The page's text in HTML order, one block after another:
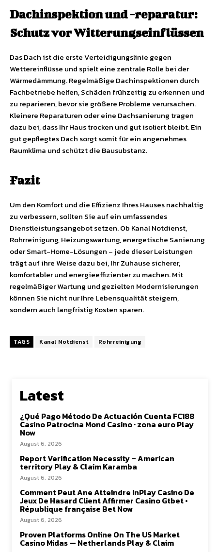
Dachinspektion und -reparatur:
Schutz vor Witterungseinflüssen
Das Dach ist die erste Verteidigungslinie gegen
Wettereinflüsse und spielt eine zentrale Rolle bei der
Wärmedämmung. Regelmäßige Dachinspektionen durch
Fachbetriebe helfen, Schäden frühzeitig zu erkennen und
zu reparieren, bevor sie größere Probleme verursachen.
Kleinere Reparaturen oder eine Dachsanierung tragen
dazu bei, dass Ihr Haus trocken und gut isoliert bleibt. Ein
gut gepflegtes Dach sorgt somit für ein angenehmes
Raumklima und schützt die Bausubstanz.
Fazit
Um den Komfort und die Effizienz Ihres Hauses nachhaltig
zu verbessern, sollten Sie auf ein umfassendes
Dienstleistungsangebot setzen. Ob Kanal Notdienst,
Rohrreinigung, Heizungswartung, energetische Sanierung
oder Smart-Home-Lösungen – jede dieser Leistungen
trägt auf ihre Weise dazu bei, Ihr Zuhause sicherer,
komfortabler und energieeffizienter zu machen. Mit
regelmäßiger Wartung und gezielten Modernisierungen
können Sie nicht nur Ihre Lebensqualität steigern,
sondern auch langfristig Kosten sparen.
TAGS Kanal Notdienst Rohrreinigung
Latest
¿Qué Pago Método De Actuación Cuenta FC188
Casino Patrocina Mond Casino · zona euro Play
Now
August 6, 2026
Report Verification Necessity – American
territory Play & Claim Karamba
August 6, 2026
Comment Peut Ane Atteindre InPlay Casino De
Jeux De Hasard Client Affirmer Casino Gtbet •
République française Bet Now
August 6, 2026
Proven Platforms Online On The US Market
Casino Midas — Netherlands Play & Claim